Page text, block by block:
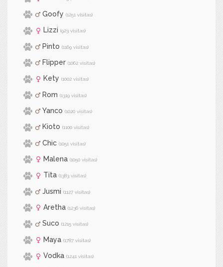
Goofy (1251 visitas)
Lizzi (923 visitas)
Pinto (1169 visitas)
Flipper (1062 visitas)
Kety (1002 visitas)
Rom (1319 visitas)
Yanco (1020 visitas)
Kioto (1100 visitas)
Chic (1051 visitas)
Malena (1050 visitas)
Tita (1383 visitas)
Jusmi (1127 visitas)
Aretha (1236 visitas)
Suco (1215 visitas)
Maya (1787 visitas)
Vodka (1241 visitas)